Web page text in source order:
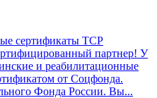
сертификаты ТСР
партнер! У
и реабилитационные
от Соцфонда.
Фонда России. Вы...